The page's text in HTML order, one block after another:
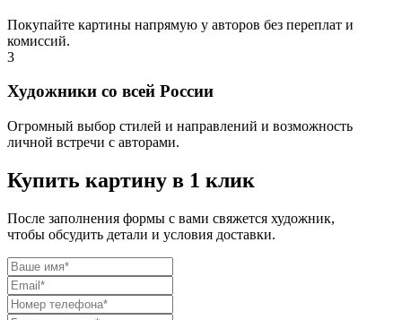
Покупайте картины напрямую у авторов без переплат и
комиссий.
3
Художники со всей России
Огромный выбор стилей и направлений и возможность
личной встречи с авторами.
Купить картину в 1 клик
После заполнения формы с вами свяжется художник,
чтобы обсудить детали и условия доставки.